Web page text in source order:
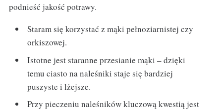
podnieść jakość potrawy.
Staram się korzystać z mąki pełnoziarnistej czy
orkiszowej.
Istotne jest staranne przesianie mąki – dzięki
temu ciasto na naleśniki staje się bardziej
puszyste i lżejsze.
Przy pieczeniu naleśników kluczową kwestią jest